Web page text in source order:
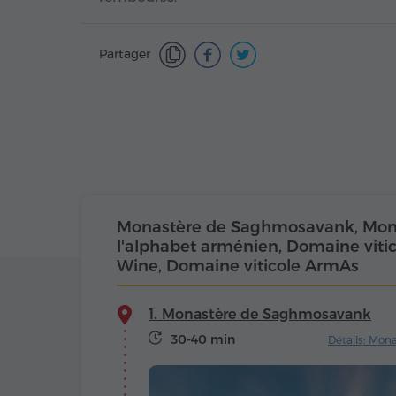
Partager
Monastère de Saghmosavank,
l'alphabet arménien, Domaine
Wine, Domaine viticole ArmAs
1. Monastère de Saghmosavank
30-40 min Détails: